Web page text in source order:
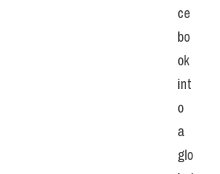
ce
bo
ok
int
o
a
glo